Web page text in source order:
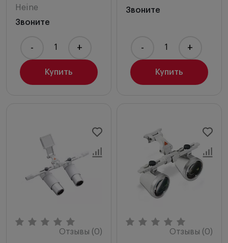
Heine
Звоните
Купить
- +
Звоните
Купить
- +
Отзывы (0) Отзывы (0)